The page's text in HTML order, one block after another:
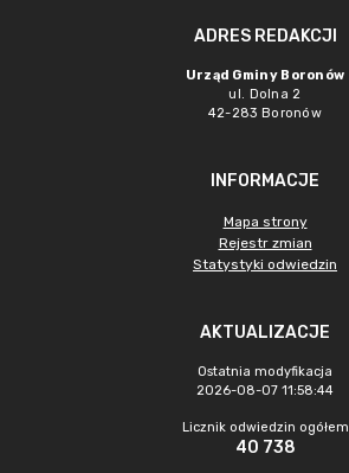
ADRES REDAKCJI
Urząd Gminy Boronów
ul. Dolna 2
42-283 Boronów
INFORMACJE
Mapa strony
Rejestr zmian
Statystyki odwiedzin
AKTUALIZACJE
Ostatnia modyfikacja
2026-08-07 11:58:44
Licznik odwiedzin ogółem
40 738